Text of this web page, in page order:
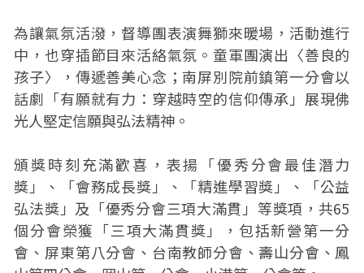
為讓氣氛活潑，督導團表演舞獅來暖場，活動進行
中，也穿插節目來活絡氣氛。童軍團演出〈善良的
孩子〉，傳遞善美心念；南屏別院前鎮第一分會以
話劇「有願就有力：穿越時空的信仰傳承」展現佛
光人堅定信願與弘法精神。
頒獎時刻充滿歡喜，表揚「優秀分會最佳潛力
獎」、「會務成長獎」、「精進學習獎」、「公益
弘法獎」及「優秀分會三項大滿貫」等獎項，共65
個分會榮獲「三項大滿貫獎」，包括新營第一分
會、屏東第八分會、台南教師分會、壽山分會、鳳